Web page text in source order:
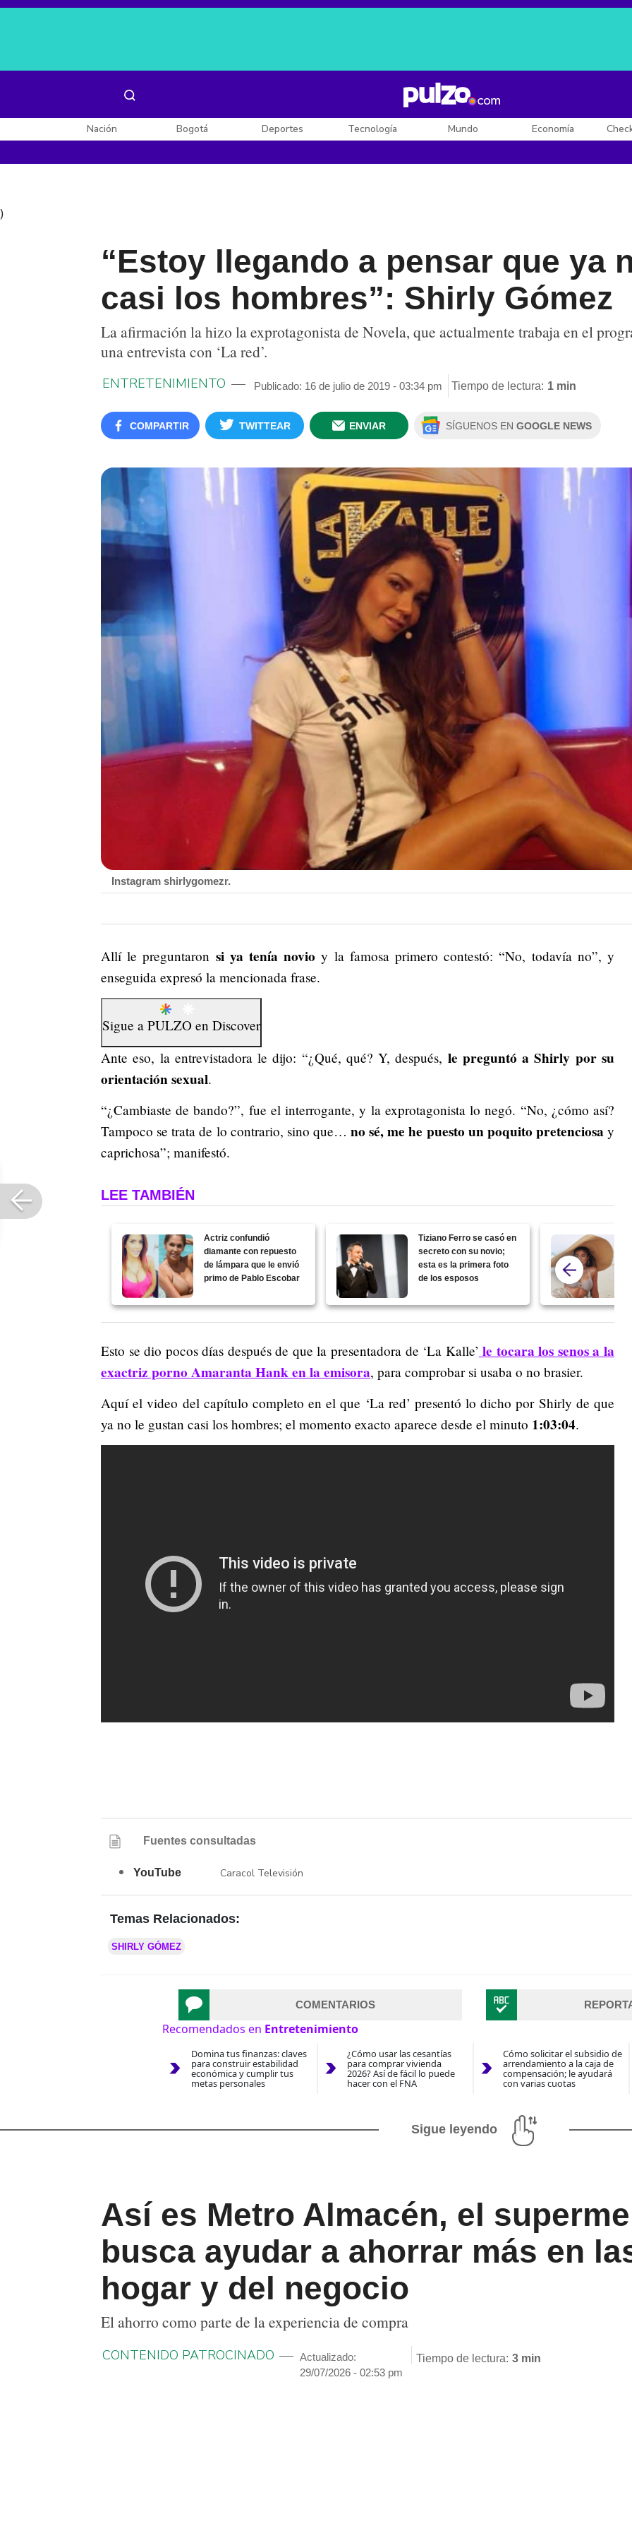
Posesión de De la Espriella
Nación Bogotá Deportes Tecnología Mundo Economía
)
“Estoy llegando a pensar que ya
casi los hombres”: Shirly Gómez
La afirmación la hizo la exprotagonista de Novela, que actualmente trabaja en el
una entrevista con ‘La red’.
ENTRETENIMIENTO Publicado: 16 de julio de 2019 - 03:34 pm Tiempo de lectura: 1 min
COMPARTIR TWITTEAR ENVIAR SÍGUENOS EN GOOGLE NEWS
Instagram shirlygomezr.
Allí le preguntaron si ya tenía novio y la famosa primero contestó: “No, todavía no”, y
enseguida expresó la mencionada frase.
Sigue a PULZO en Discover
Ante eso, la entrevistadora le dijo: “¿Qué, qué? Y, después, le preguntó a Shirly por su
orientación sexual.
“¿Cambiaste de bando?”, fue el interrogante, y la exprotagonista lo negó. “No, ¿cómo así?
Tampoco se trata de lo contrario, sino que… no sé, me he puesto un poquito pretenciosay
caprichosa”; manifestó.
LEE TAMBIÉN
Actriz confundió
diamante con repuesto
de lámpara que le envió
primo de Pablo Escobar
Tiziano Ferro se casó en
secreto con su novio;
esta es la primera foto
de los esposos
Esto se dio pocos días después de que la presentadora de ‘La Kalle’ le tocara los senos a la
exactriz porno Amaranta Hank en la emisora, para comprobar si usaba o no brasier.
Aquí el video del capítulo completo en el que ‘La red’ presentó lo dicho por Shirly de que
ya no le gustan casi los hombres; el momento exacto aparece desde el minuto 1:03:04.
Fuentes consultadas
YouTube Caracol Televisión
Temas Relacionados:
SHIRLY GÓMEZ
COMENTARIOS
Recomendados en Entretenimiento
Domina tus finanzas: claves
para construir estabilidad
económica y cumplir tus
metas personales
¿Cómo usar las cesantías
para comprar vivienda
2026? Así de fácil lo puede
hacer con el FNA
Cómo solicitar el subsidio de
arrendamiento a la caja de
compensación; le ayudará
con varias cuotas
Sigue leyendo
Así es Metro Almacén, el
busca ayudar a ahorrar más en
hogar y del negocio
El ahorro como parte de la experiencia de compra
CONTENIDO PATROCINADO
Actualizado:
29/07/2026 - 02:53 pm
Tiempo de lectura: 3 min